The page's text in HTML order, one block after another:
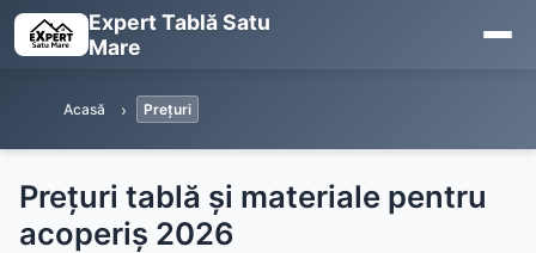
Expert Tablă Satu
Mare
Acasă Prețuri
Prețuri tablă și materiale pentru
acoperiș 2026